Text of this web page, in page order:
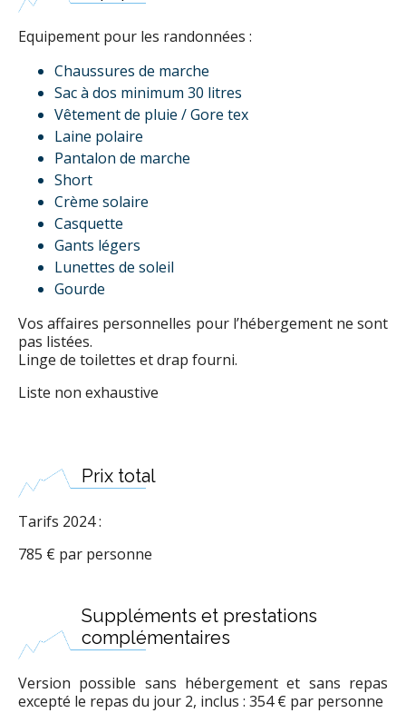
Equipement pour les randonnées :
Chaussures de marche
Sac à dos minimum 30 litres
Vêtement de pluie / Gore tex
Laine polaire
Pantalon de marche
Short
Crème solaire
Casquette
Gants légers
Lunettes de soleil
Gourde
Vos affaires personnelles pour l’hébergement ne sont
pas listées.
Linge de toilettes et drap fourni.
Liste non exhaustive
Prix total
Tarifs 2024 :
785 € par personne
Suppléments et prestations
complémentaires
Version possible sans hébergement et sans repas
excepté le repas du jour 2, inclus : 354 € par personne